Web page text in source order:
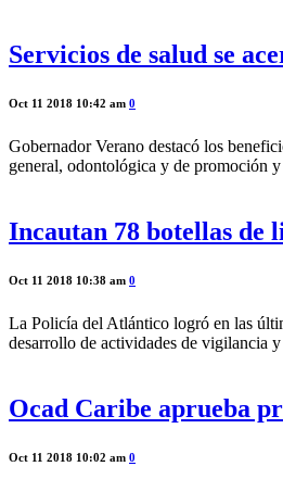
Servicios de salud se
Oct 11 2018 10:42 am 0
Gobernador Verano destacó los
general, odontológica y de promoción
Incautan 78 botellas de
Oct 11 2018 10:38 am 0
La Policía del Atlántico logró en las
desarrollo de actividades de vigilancia
Ocad Caribe aprueba
Oct 11 2018 10:02 am 0